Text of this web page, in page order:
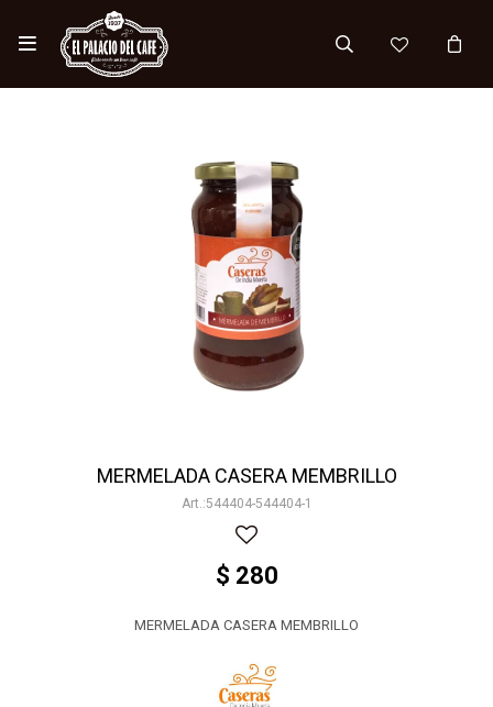

MERMELADA CASERA MEMBRILLO
544404-544404-1
$ 280
MERMELADA CASERA MEMBRILLO